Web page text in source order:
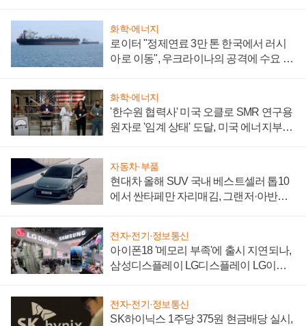
화학·에너지
로이터 "정제연료 3만 톤 한국에서 러시
아로 이동", 우크라이나의 공격에 수요 늘
화학·에너지
'한수원 협력사' 미국 오클로 SMR 연구용
원자로 '임계 상태' 도달, 미국 에너지부
자동차·부품
현대차 올해 SUV 국내 베스트셀러 톱10
에서 싼타페만 자리매김, 그랜저·아반떼
전자·전기·정보통신
아이폰18 '메모리 부족'에 출시 지연되나,
삼성디스플레이 LG디스플레이 LG이노
전자·전기·정보통신
SK하이닉스 1주당 375원 현금배당 실시,